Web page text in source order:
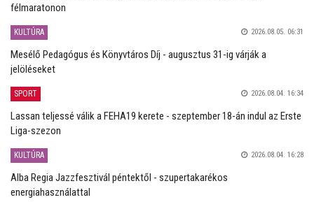
félmaratonon
KULTÚRA 2026.08.05. 06:31
Mesélő Pedagógus és Könyvtáros Díj - augusztus 31-ig várják a
jelöléseket
SPORT 2026.08.04. 16:34
Lassan teljessé válik a FEHA19 kerete - szeptember 18-án indul az Erste
Liga-szezon
KULTÚRA 2026.08.04. 16:28
Alba Regia Jazzfesztivál péntektől - szupertakarékos
energiahasználattal